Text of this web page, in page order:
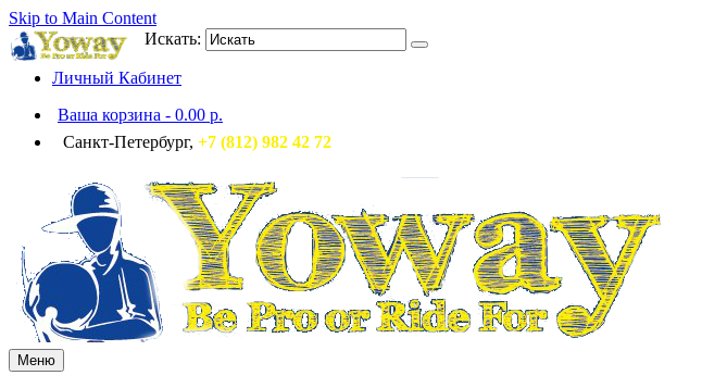
Skip to Main Content
Искать:
Личный Кабинет
Ваша корзина - 0.00 р.
Санкт-Петербург, +7 (812) 982 42 72
Меню